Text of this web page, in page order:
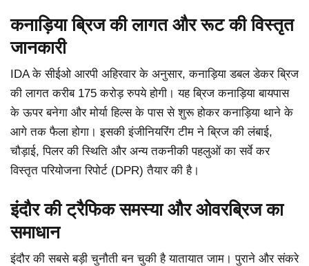
कनाड़िया ब्रिज की लागत और रूट की विस्तृत
जानकारी
IDA के सीईओ आरपी अहिरवार के अनुसार, कनाड़िया डबल डेकर ब्रिज
की लागत करीब 175 करोड़ रुपये होगी। यह ब्रिज कनाड़िया बायपास
के ऊपर बनेगा और मोर्या हिल्स के पास से शुरू होकर कनाड़िया थाने के
आगे तक फैला होगा। इसकी इंजीनियरिंग टीम ने ब्रिज की लंबाई,
चौड़ाई, पिलर की स्थिति और अन्य तकनीकी पहलुओं का सर्वे कर
विस्तृत परियोजना रिपोर्ट (DPR) तैयार की है।
इंदौर की ट्रैफिक समस्या और ओवरब्रिज का
समाधान
इंदौर की सबसे बड़ी चुनौती बन चुकी है यातायात जाम। पुराने और संकरे